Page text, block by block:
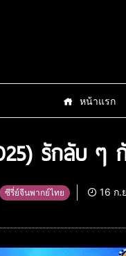
หน้าแรก
รักลับ ๆ
ซีรี่ย์จีนพากย์ไทย 16 ก.